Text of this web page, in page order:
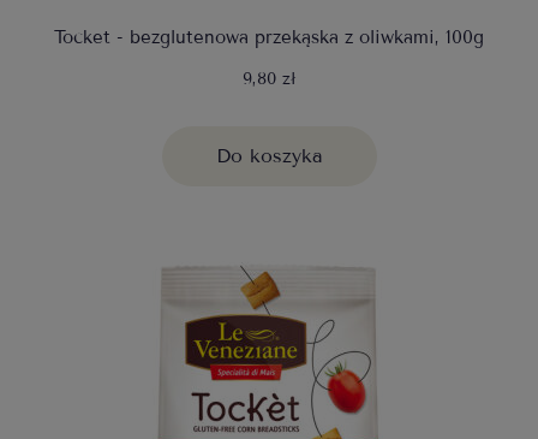
Tocket - bezglutenowa przekąska z oliwkami, 100g
9,80 zł
Do koszyka